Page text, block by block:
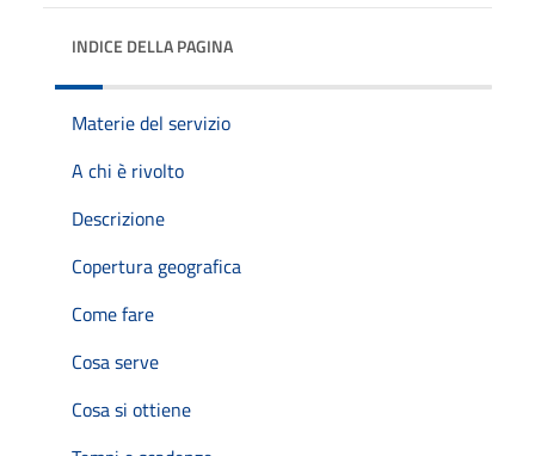
INDICE DELLA PAGINA
Materie del servizio
A chi è rivolto
Descrizione
Copertura geografica
Come fare
Cosa serve
Cosa si ottiene